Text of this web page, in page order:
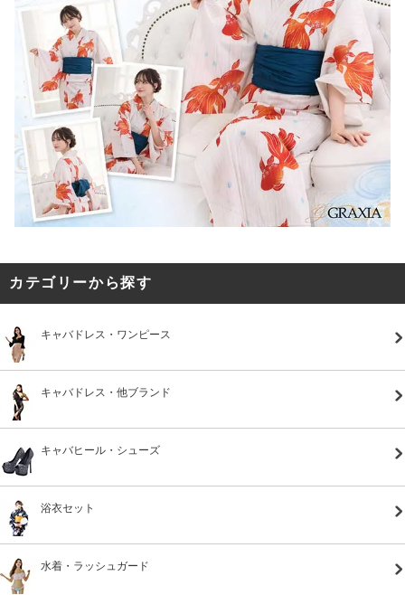
カテゴリーから探す
キャバドレス・ワンピース
キャバドレス・他ブランド
キャバヒール・シューズ
浴衣セット
水着・ラッシュガード